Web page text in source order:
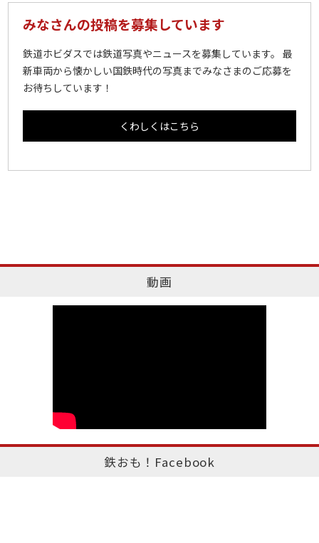
みなさんの投稿を募集しています
鉄道ホビダスでは鉄道写真やニュースを募集しています。 最
新車両から懐かしい国鉄時代の写真までみなさまのご応募を
お待ちしています！
くわしくはこちら
動画
鉄おも！Facebook